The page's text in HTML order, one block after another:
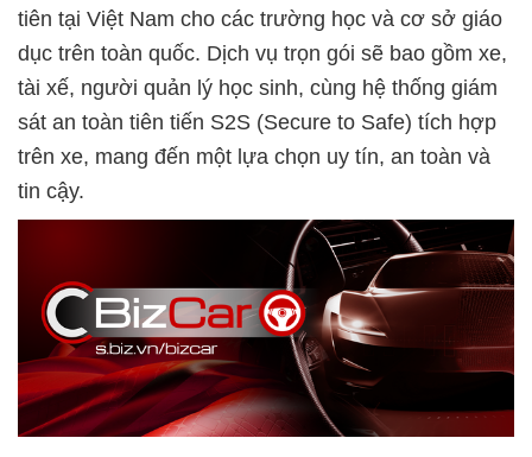
tiên tại Việt Nam cho các trường học và cơ sở giáo
dục trên toàn quốc. Dịch vụ trọn gói sẽ bao gồm xe,
tài xế, người quản lý học sinh, cùng hệ thống giám
sát an toàn tiên tiến S2S (Secure to Safe) tích hợp
trên xe, mang đến một lựa chọn uy tín, an toàn và
tin cậy.